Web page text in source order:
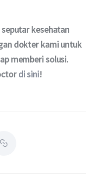
kesehatan
dokter kami untuk
memberi solusi.
di sini!